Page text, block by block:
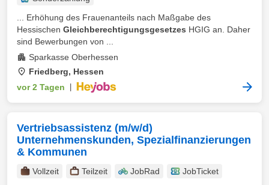
... Erhöhung des Frauenanteils nach Maßgabe des
Hessischen Gleichberechtigungsgesetzes HGIG an. Daher
sind Bewerbungen von ...
Sparkasse Oberhessen
Friedberg, Hessen
vor 2 Tagen
Vertriebsassistenz (m/w/d)
Unternehmenskunden, Spezialfinanzierungen
& Kommunen
Vollzeit Teilzeit JobRad
JobTicket